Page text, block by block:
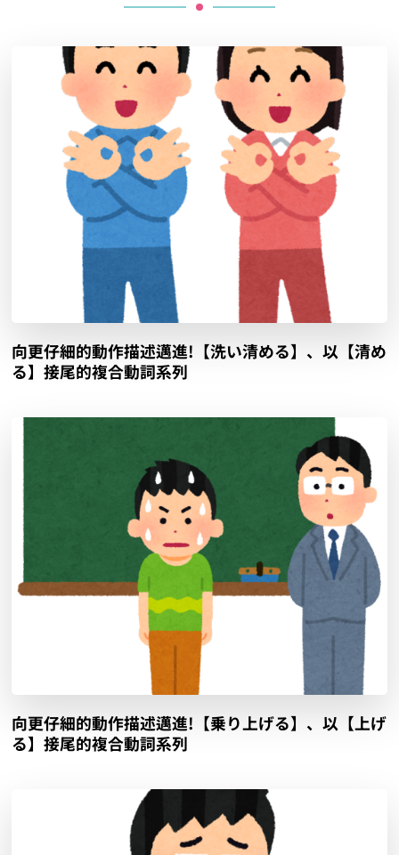
向更仔細的動作描述邁進!【洗い清める】、以【清め
る】接尾的複合動詞系列
向更仔細的動作描述邁進!【乗り上げる】、以【上げ
る】接尾的複合動詞系列